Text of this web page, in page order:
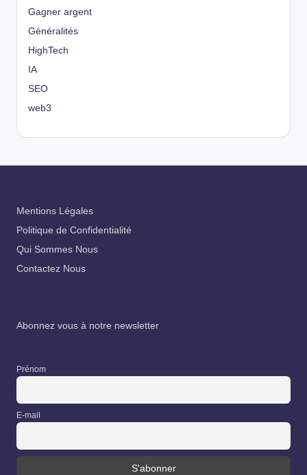
Gagner argent
Généralités
HighTech
IA
SEO
web3
Mentions Légales
Politique de Confidentialité
Qui Sommes Nous
Contactez Nous
Abonnez vous à notre newsletter
Prénom
E-mail